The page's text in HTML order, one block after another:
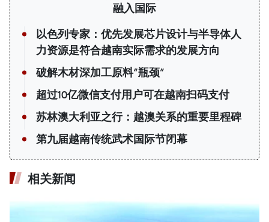
融入国际
以色列专家：优先发展芯片设计与半导体人
力资源是符合越南实际需求的发展方向
破解木材深加工原料“瓶颈”
超过10亿微信支付用户可在越南扫码支付
苏林澳大利亚之行：越澳关系的重要里程碑
第九届越南传统武术国际节闭幕
相关新闻